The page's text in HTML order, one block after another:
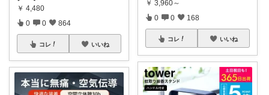
￥ 4,480
0 0 864
コレ いいね
￥ 3,960～
0 0 168
コレ いいね